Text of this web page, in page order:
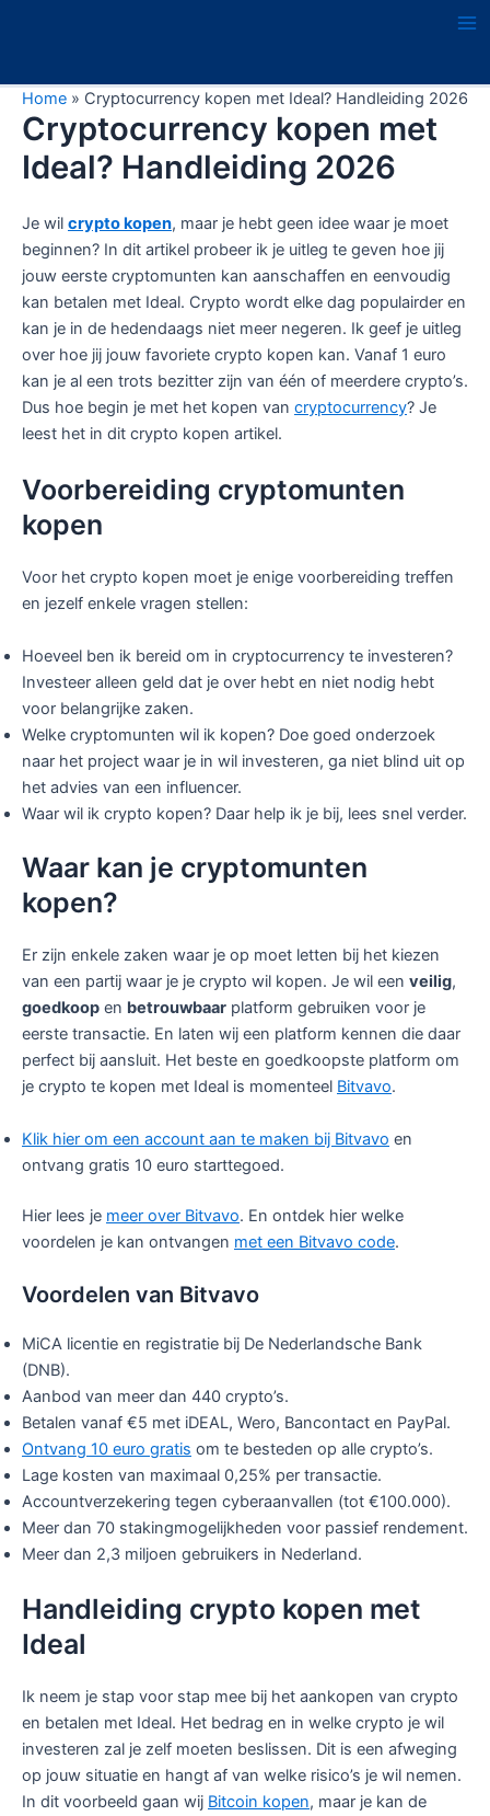
inhoud
Home » Cryptocurrency kopen met Ideal? Handleiding 2026
Cryptocurrency kopen met
Ideal? Handleiding 2026
Je wil crypto kopen, maar je hebt geen idee waar je moet
beginnen? In dit artikel probeer ik je uitleg te geven hoe jij
jouw eerste cryptomunten kan aanschaffen en eenvoudig
kan betalen met Ideal. Crypto wordt elke dag populairder en
kan je in de hedendaags niet meer negeren. Ik geef je uitleg
over hoe jij jouw favoriete crypto kopen kan. Vanaf 1 euro
kan je al een trots bezitter zijn van één of meerdere crypto’s.
Dus hoe begin je met het kopen van cryptocurrency? Je
leest het in dit crypto kopen artikel.
Voorbereiding cryptomunten
kopen
Voor het crypto kopen moet je enige voorbereiding treffen
en jezelf enkele vragen stellen:
Hoeveel ben ik bereid om in cryptocurrency te investeren?
Investeer alleen geld dat je over hebt en niet nodig hebt
voor belangrijke zaken.
Welke cryptomunten wil ik kopen? Doe goed onderzoek
naar het project waar je in wil investeren, ga niet blind uit op
het advies van een influencer.
Waar wil ik crypto kopen? Daar help ik je bij, lees snel verder.
Waar kan je cryptomunten
kopen?
Er zijn enkele zaken waar je op moet letten bij het kiezen
van een partij waar je je crypto wil kopen. Je wil een veilig,
goedkoop en betrouwbaar platform gebruiken voor je
eerste transactie. En laten wij een platform kennen die daar
perfect bij aansluit. Het beste en goedkoopste platform om
je crypto te kopen met Ideal is momenteel Bitvavo.
Klik hier om een account aan te maken bij Bitvavo en
ontvang gratis 10 euro starttegoed.
Hier lees je meer over Bitvavo. En ontdek hier welke
voordelen je kan ontvangen met een Bitvavo code.
Voordelen van Bitvavo
MiCA licentie en registratie bij De Nederlandsche Bank
(DNB).
Aanbod van meer dan 440 crypto’s.
Betalen vanaf €5 met iDEAL, Wero, Bancontact en PayPal.
Ontvang 10 euro gratis om te besteden op alle crypto’s.
Lage kosten van maximaal 0,25% per transactie.
Accountverzekering tegen cyberaanvallen (tot €100.000).
Meer dan 70 stakingmogelijkheden voor passief rendement.
Meer dan 2,3 miljoen gebruikers in Nederland.
Handleiding crypto kopen met
Ideal
Ik neem je stap voor stap mee bij het aankopen van crypto
en betalen met Ideal. Het bedrag en in welke crypto je wil
investeren zal je zelf moeten beslissen. Dit is een afweging
op jouw situatie en hangt af van welke risico’s je wil nemen.
In dit voorbeeld gaan wij Bitcoin kopen, maar je kan de